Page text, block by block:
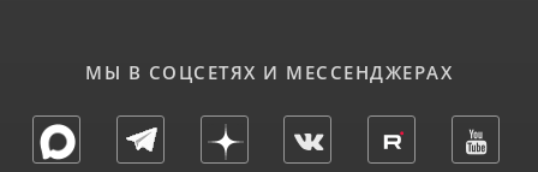
МЫ В СОЦСЕТЯХ И МЕССЕНДЖЕРАХ